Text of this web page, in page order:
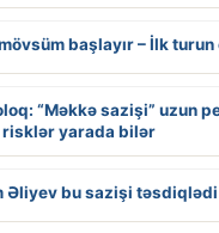
başlayır – İlk
“Məkkə sazişi” uzun
risklər yarada bilər
Əliyev bu sazişi təsdiqlədi